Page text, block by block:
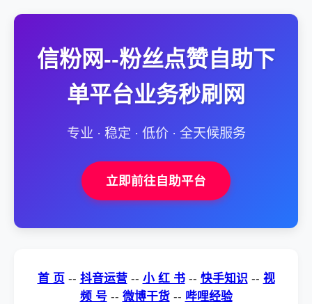
信粉网--粉丝点赞自助下
单平台业务秒刷网
专业 · 稳定 · 低价 · 全天候服务
立即前往自助平台
首 页 -- 抖音运营 -- 小 红 书 -- 快手知识 -- 视
频 号 -- 微博干货 -- 哔哩经验